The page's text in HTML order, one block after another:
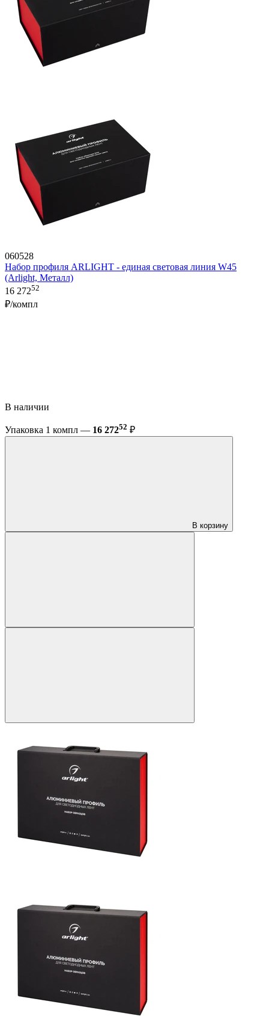
060528
Набор профиля ARLIGHT - единая световая линия W45
(Arlight, Металл)
16 27252
₽/компл
В наличии
Упаковка 1 компл — 16 27252 ₽
В корзину